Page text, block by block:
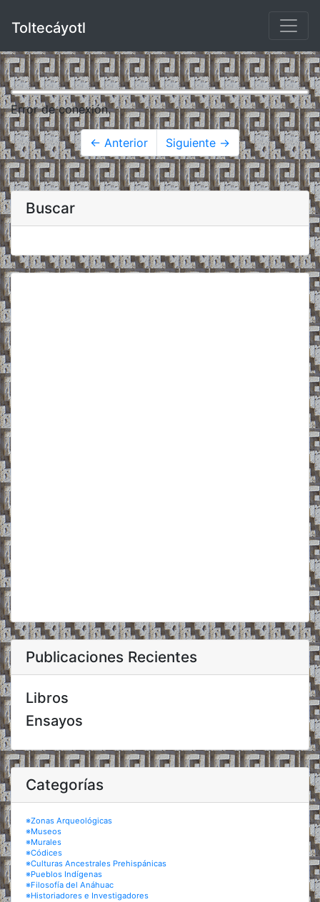
Toltecáyotl
Error de conexión.
← Anterior Siguiente →
Buscar
Publicaciones Recientes
Libros
Ensayos
Categorías
※Zonas Arqueológicas
※Museos
※Murales
※Códices
※Culturas Ancestrales Prehispánicas
※Pueblos Indígenas
※Filosofía del Anáhuac
※Historiadores e Investigadores